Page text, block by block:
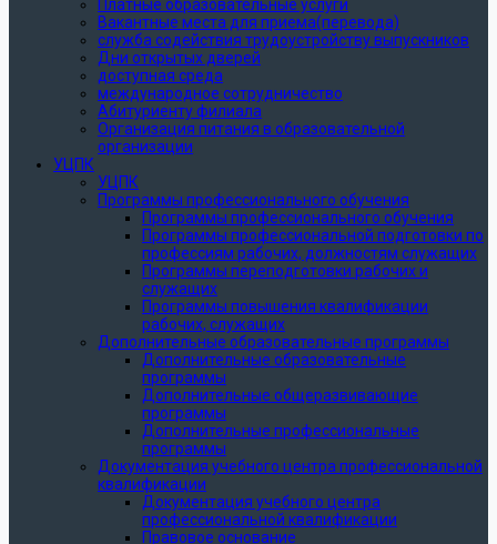
Платные образовательные услуги
Вакантные места для приема(перевода)
служба содействия трудоустройству выпускников
Дни открытых дверей
доступная среда
международное сотрудничество
Абитуриенту филиала
Организация питания в образовательной
организации
УЦПК
УЦПК
Программы профессионального обучения
Программы профессионального обучения
Программы профессиональной подготовки по
профессиям рабочих, должностям служащих
Программы переподготовки рабочих и
служащих
Программы повышения квалификации
рабочих, служащих
Дополнительные образовательные программы
Дополнительные образовательные
программы
Дополнительные общеразвивающие
программы
Дополнительные профессиональные
программы
Документация учебного центра профессиональной
квалификации
Документация учебного центра
профессиональной квалификации
Правовое основание